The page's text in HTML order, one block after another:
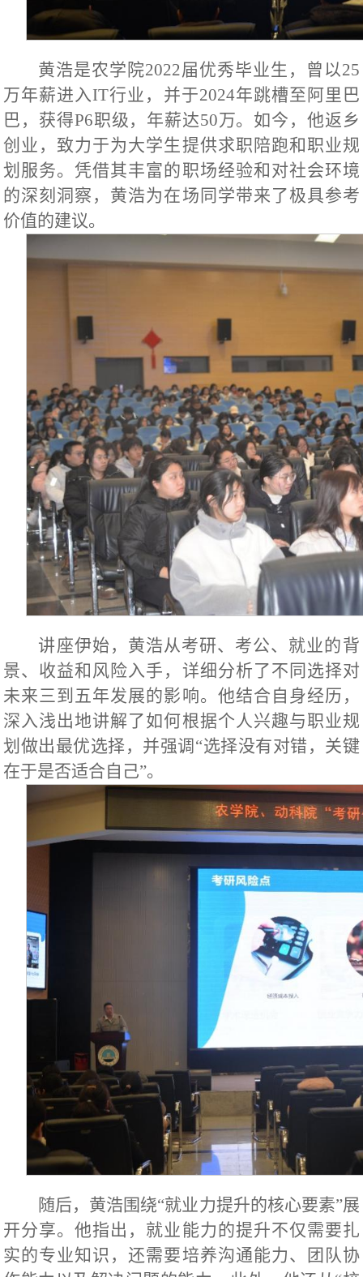
黄浩是农学院2022届优秀毕业生，曾以25
万年薪进入IT行业，并于2024年跳槽至阿里巴
巴，获得P6职级，年薪达50万。如今，他返乡
创业，致力于为大学生提供求职陪跑和职业规
划服务。凭借其丰富的职场经验和对社会环境
的深刻洞察，黄浩为在场同学带来了极具参考
价值的建议。
讲座伊始，黄浩从考研、考公、就业的背
景、收益和风险入手，详细分析了不同选择对
未来三到五年发展的影响。他结合自身经历，
深入浅出地讲解了如何根据个人兴趣与职业规
划做出最优选择，并强调“选择没有对错，关键
在于是否适合自己”。
随后，黄浩围绕“就业力提升的核心要素”展
开分享。他指出，就业能力的提升不仅需要扎
实的专业知识，还需要培养沟通能力、团队协